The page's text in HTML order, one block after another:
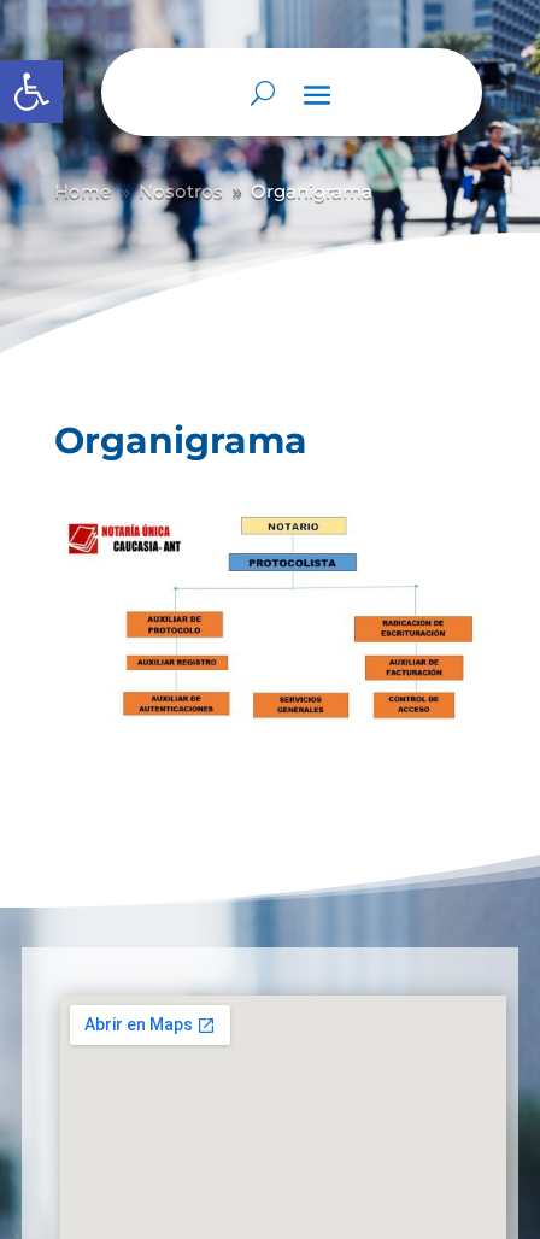
Abrir barra de herramientas
Home 9 Nosotros 9 Organigrama
Organigrama